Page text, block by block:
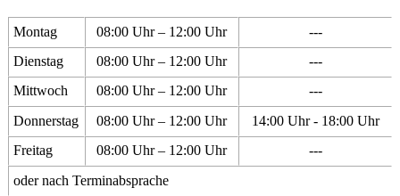
Montag 08:00 Uhr – 12:00 Uhr
---
Dienstag
08:00 Uhr – 12:00 Uhr
---
Mittwoch
08:00 Uhr – 12:00 Uhr
---
Donnerstag
08:00 Uhr – 12:00 Uhr
14:00 Uhr - 18:00 Uhr
Freitag
08:00 Uhr – 12:00 Uhr
---
oder nach Terminabsprache